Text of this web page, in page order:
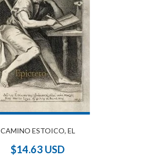
CAMINO ESTOICO, EL
$14.63 USD